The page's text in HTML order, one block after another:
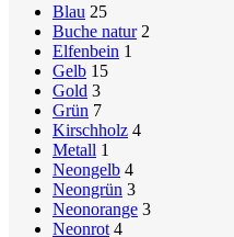
Blau 25
Buche natur 2
Elfenbein 1
Gelb 15
Gold 3
Grün 7
Kirschholz 4
Metall 1
Neongelb 4
Neongrün 3
Neonorange 3
Neonrot 4